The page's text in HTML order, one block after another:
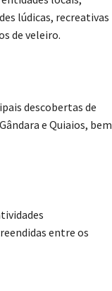
lúdicas, recreativas
de veleiro.
descobertas de
e Quiaios, bem
entre os